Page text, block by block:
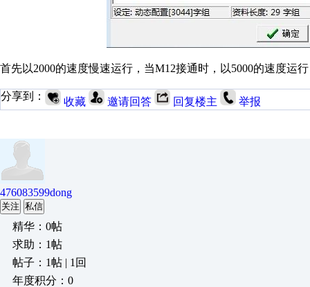
首先以2000的速度慢速运行，当M12接通时，以5000的速度运
分享到： 收藏 邀请回答 回复楼主 举报
476083599dong
关注 私信
精华：0帖
求助：1帖
帖子：1帖 | 1回
年度积分：0